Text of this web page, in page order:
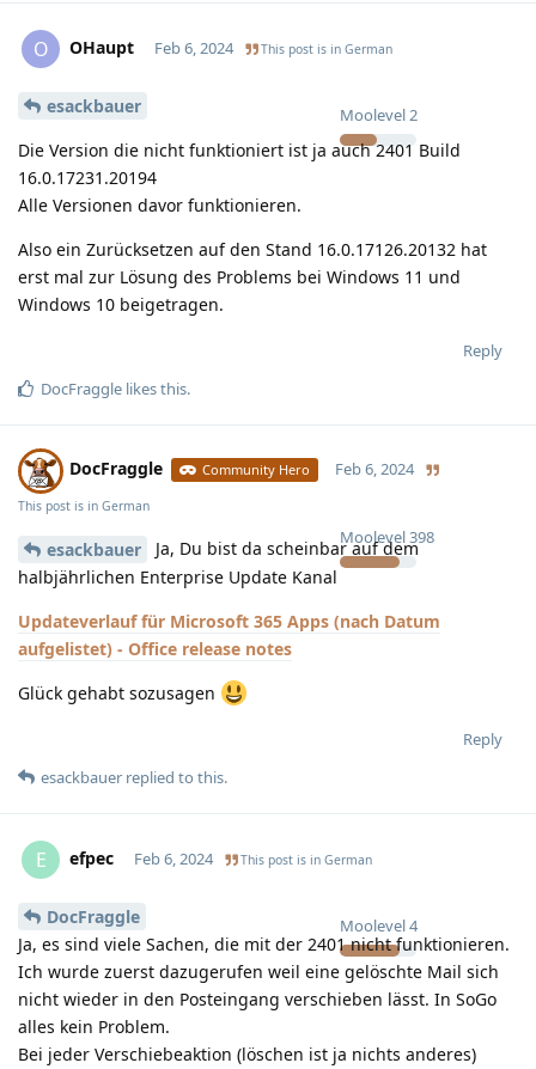
O OHaupt
Moolevel2
Feb 6, 2024 This post is in German
esackbauer
Die Version die nicht funktioniert ist ja auch 2401 Build
16.0.17231.20194
Alle Versionen davor funktionieren.
Also ein Zurücksetzen auf den Stand 16.0.17126.20132 hat
erst mal zur Lösung des Problems bei Windows 11 und
Windows 10 beigetragen.
Reply
DocFraggle likes this.
DocFraggle Community Hero
Moolevel398
Feb 6, 2024
This post is in German
esackbauer
Ja, Du bist da scheinbar auf dem
halbjährlichen Enterprise Update Kanal
Updateverlauf für Microsoft 365 Apps (nach Datum
aufgelistet) - Office release notes
Glück gehabt sozusagen
Reply
esackbauer replied to this.
E efpec
Moolevel4
Feb 6, 2024 This post is in German
DocFraggle
Ja, es sind viele Sachen, die mit der 2401 nicht funktionieren.
Ich wurde zuerst dazugerufen weil eine gelöschte Mail sich
nicht wieder in den Posteingang verschieben lässt. In SoGo
alles kein Problem.
Bei jeder Verschiebeaktion (löschen ist ja nichts anderes)